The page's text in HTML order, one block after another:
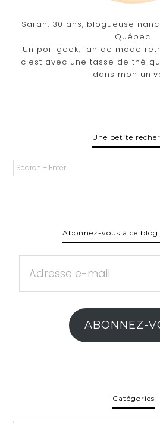
Sarah, 30 ans, blogueuse
Québec.
Un poil geek, fan de mode
c'est avec une tasse de thé
dans mon
Une petite
Abonnez-vous à ce blog
e-
mail
ABONNEZ-
Catégories